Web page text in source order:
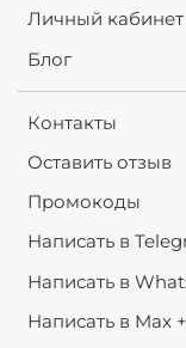
Личный кабинет
Блог
Контакты
Оставить отзыв
Промокоды
Написать в
Написать в
Написать в Max